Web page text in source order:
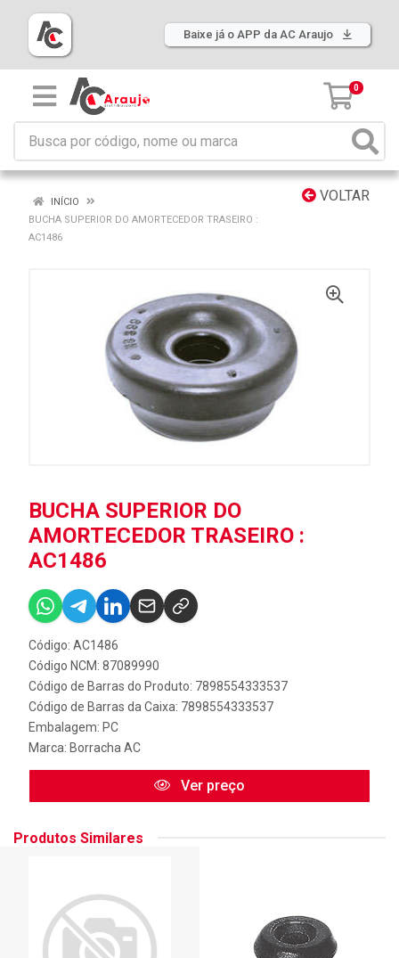
Baixe já o APP da AC Araujo
0
VOLTAR
INÍCIO
BUCHA SUPERIOR DO AMORTECEDOR TRASEIRO :
AC1486
BUCHA SUPERIOR DO
AMORTECEDOR TRASEIRO :
AC1486
Código: AC1486
Código NCM: 87089990
Código de Barras do Produto: 7898554333537
Código de Barras da Caixa: 7898554333537
Embalagem: PC
Marca: Borracha AC
Ver preço
Produtos Similares